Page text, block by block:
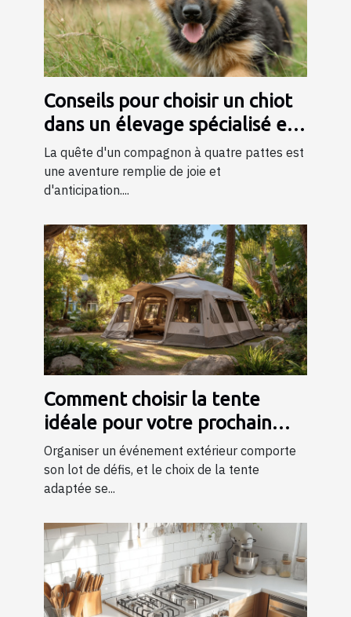
Conseils pour choisir un chiot
dans un élevage spécialisé en
bergers
La quête d'un compagnon à quatre pattes est
une aventure remplie de joie et
d'anticipation....
Comment choisir la tente
idéale pour votre prochain
événement ?
Organiser un événement extérieur comporte
son lot de défis, et le choix de la tente
adaptée se...